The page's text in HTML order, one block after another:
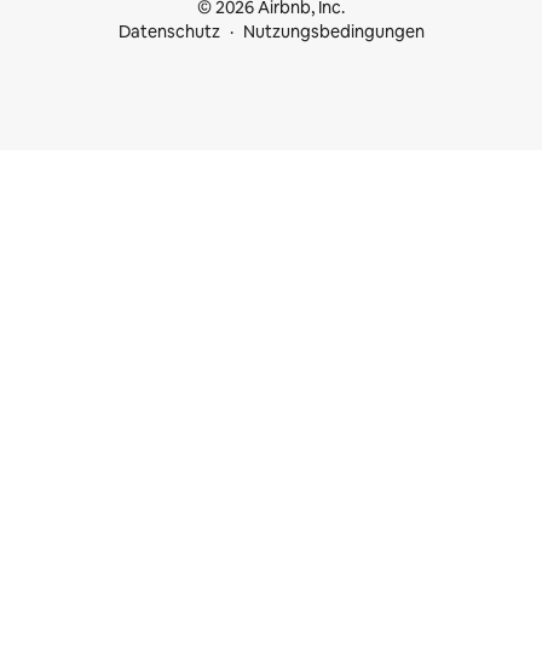
© 2026 Airbnb, Inc.
Datenschutz
Nutzungsbedingungen